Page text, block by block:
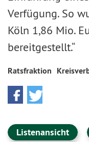
Verfügung. So
Köln 1,86 Mio.
bereitgestellt.“
Ratsfraktion
Listenansicht